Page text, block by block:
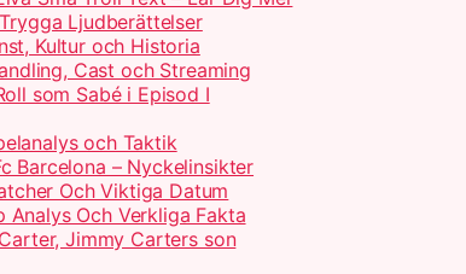
Ljudberättelser
Kultur och Historia
Cast och Streaming
som Sabé i Episod I
och Taktik
Barcelona – Nyckelinsikter
Och Viktiga Datum
Analys Och Verkliga Fakta
Jimmy Carters son